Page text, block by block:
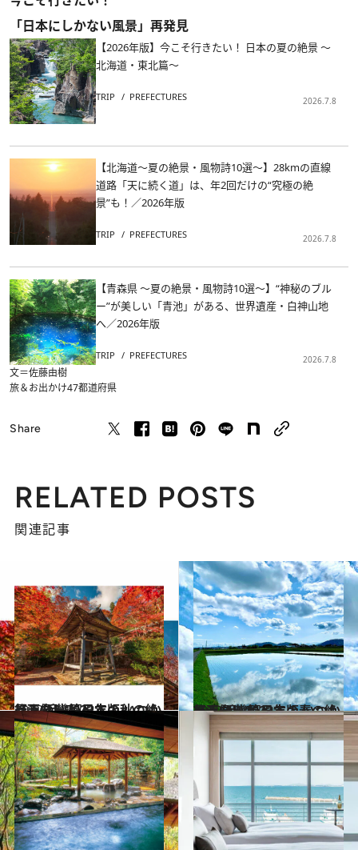
「日本にしかない風景」再発見
【2026年版】今こそ行きたい！ 日本の夏の絶景 ～
北海道・東北篇～
TRIP PREFECTURES 2026.7.8
【北海道～夏の絶景・風物詩10選～】28kmの直線
道路「天に続く道」は、年2回だけの“究極の絶
景”も！／2026年版
TRIP PREFECTURES 2026.7.8
【青森県 ～夏の絶景・風物詩10選～】“神秘のブル
ー”が美しい「青池」がある、世界遺産・白神山地
へ／2026年版
TRIP PREFECTURES 2026.7.8
文＝佐藤由樹
旅＆お出かけ47都道府県
Share
RELATED POSTS
関連記事
2022.11.5
【画像】2022年版 いつか行きたい！ 日本の秋の絶景 ～近畿篇～
旅＆お出かけ 2022.4.14
【画像】2022年版 いつか行きたい！ 日本の春の絶景 ～近畿篇～
旅＆お出かけ